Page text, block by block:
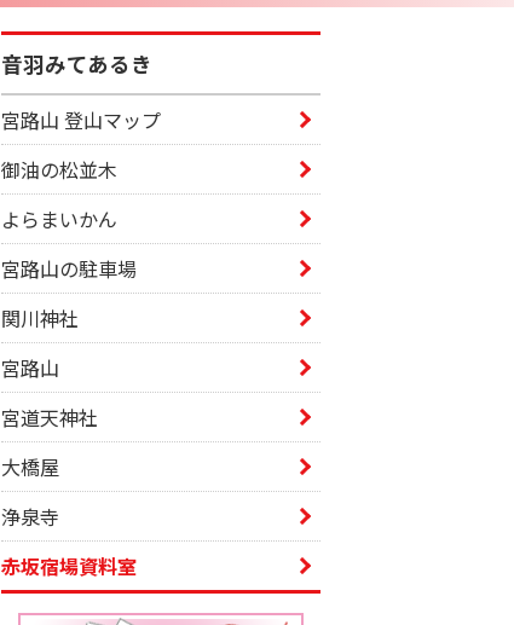
音羽みてあるき
宮路山 登山マップ
御油の松並木
よらまいかん
宮路山の駐車場
関川神社
宮路山
宮道天神社
大橋屋
浄泉寺
赤坂宿場資料室